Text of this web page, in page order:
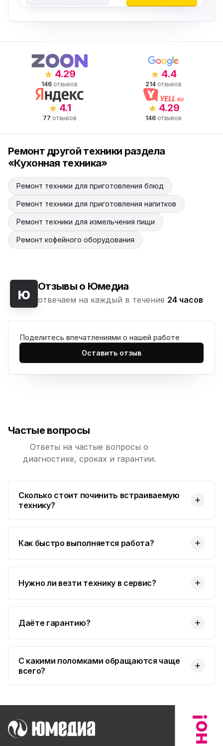
4.29
146 отзывов
4.4
214 отзывов
4.1
77 отзывов
4.29
146 отзывов
Ремонт другой техники раздела
«Кухонная техника»
Ремонт техники для приготовления блюд
Ремонт техники для приготовления напитков
Ремонт техники для измельчения пищи
Ремонт кофейного оборудования
ю Отзывы о Юмедиа
отвечаем на каждый в течение 24 часов
Поделитесь впечатлениями о нашей работе
Оставить отзыв
Частые вопросы
Ответы на частые вопросы о
диагностике, сроках и гарантии.
Сколько стоит починить встраиваемую
технику?
Как быстро выполняется работа?
Нужно ли везти технику в сервис?
Даёте гарантию?
С какими поломками обращаются чаще
всего?